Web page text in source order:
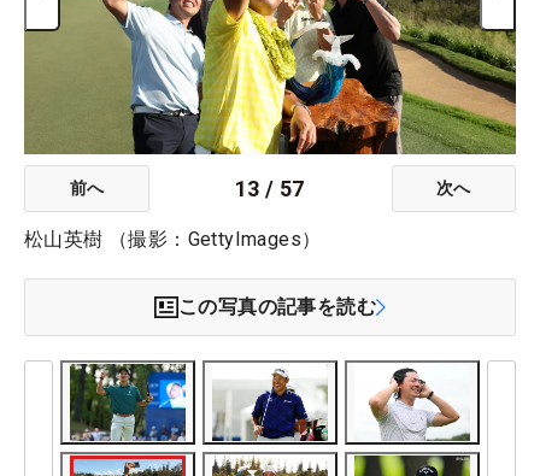
前へ 13 / 57 次へ
松山英樹 （撮影：GettyImages）
この写真の記事を読む